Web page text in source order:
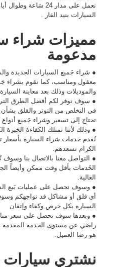
نعمل على مدار 24 سَاعة
السيارات بنيد القار .
مميزات شراء
مدعومة
● شراء جَميع السيارات الجديدة
معقول ومناسب، كما نقوم بشراء
والموديلات وذلك بعد معاينة
● سوف نوفر لكم أفضل الطرق
في التخلص من التوتر والقلق بشأن
تحتاج إلى تسعير وشراء جَميع أنواع
● وذلك لأننا نمتلك الكفاءة الخبرة
نُقدم خَدمات شراء السيارة بأسعار
الكرام تسعدهم.
● التواصل معنا بالاتصال بنا
الخَدمات بأقل وقت ممكن وأيضاً
العالية.
● وسوف تحصل على عمليات بَيع
أي قلق أو مشاكل قد تواجهكم
السياره بكل حرص وكفاء وإتقان
● وبعدها سوف تحصل على سعر
راضي عن مستوى الخدمة المقدمة
هو رضا العميل.
نشتري سيارات